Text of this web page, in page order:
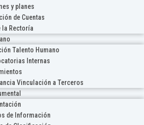
y planes
de Cuentas
la Rectoría
Talento Humano
Internas
Vinculación a Terceros
de Información